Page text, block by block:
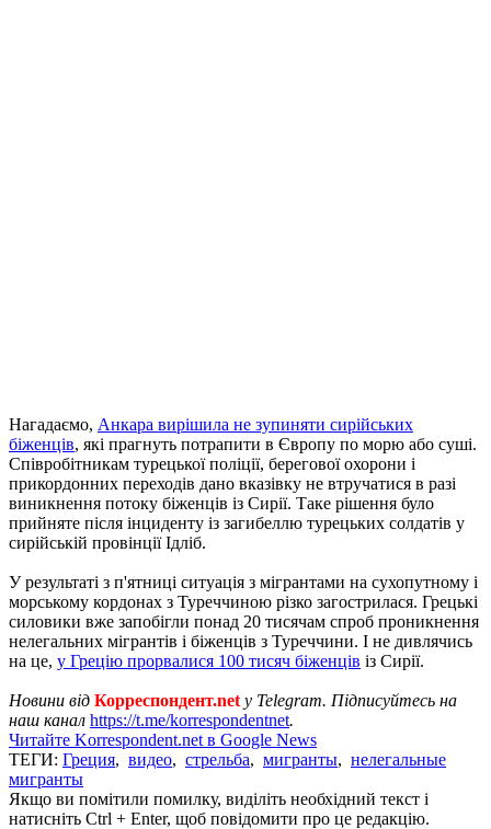
Нагадаємо, Анкара вирішила не зупиняти сирійських
біженців, які прагнуть потрапити в Європу по морю або суші.
Співробітникам турецької поліції, берегової охорони і
прикордонних переходів дано вказівку не втручатися в разі
виникнення потоку біженців із Сирії. Таке рішення було
прийняте після інциденту із загибеллю турецьких солдатів у
сирійській провінції Ідліб.
У результаті з п'ятниці ситуація з мігрантами на сухопутному і
морському кордонах з Туреччиною різко загострилася. Грецькі
силовики вже запобігли понад 20 тисячам спроб проникнення
нелегальних мігрантів і біженців з Туреччини. І не дивлячись
на це, у Грецію прорвалися 100 тисяч біженців із Сирії.
Новини від Корреспондент.net у Telegram. Підписуйтесь на
наш канал https://t.me/korrespondentnet.
Читайте Korrespondent.net в Google News
ТЕГИ: Греция, видео, стрельба, мигранты, нелегальные
мигранты
Якщо ви помітили помилку, виділіть необхідний текст і
натисніть Ctrl + Enter, щоб повідомити про це редакцію.